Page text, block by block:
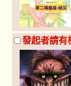
發起者請有